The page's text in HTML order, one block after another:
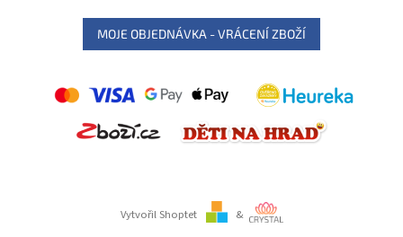
MOJE OBJEDNÁVKA - VRÁCENÍ ZBOŽÍ
Vytvořil Shoptet &